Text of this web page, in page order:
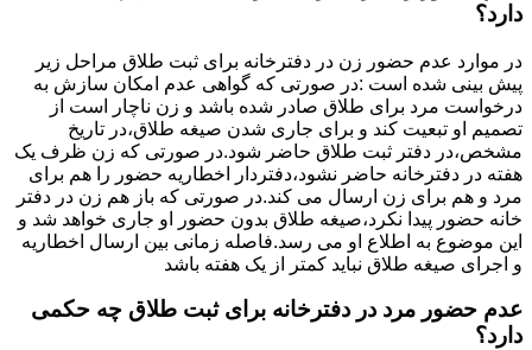
دارد؟
در موارد عدم حضور زن در دفترخانه برای ثبت طلاق مراحل زیر
پیش بینی شده است :در صورتی که گواهی عدم امکان سازش به
درخواست مرد برای طلاق صادر شده باشد و زن ناچار است از
تصمیم او تبعیت کند و برای جاری شدن صیغه طلاق،در تاریخ
مشخص،در دفتر ثبت طلاق حاضر شود.در صورتی که زن ظرف یک
هفته در دفترخانه حاضر نشود،دفتردار اخطاریه حضور را هم برای
مرد و هم برای زن ارسال می کند.در صورتی که باز هم زن در دفتر
خانه حضور پیدا نکرد،صیغه طلاق بدون حضور او جاری خواهد شد و
این موضوع به اطلاع او می رسد.فاصله زمانی بین ارسال اخطاریه
و اجرای صیغه طلاق نباید کمتر از یک هفته باشد
عدم حضور مرد در دفترخانه برای ثبت طلاق چه حکمی
دارد؟